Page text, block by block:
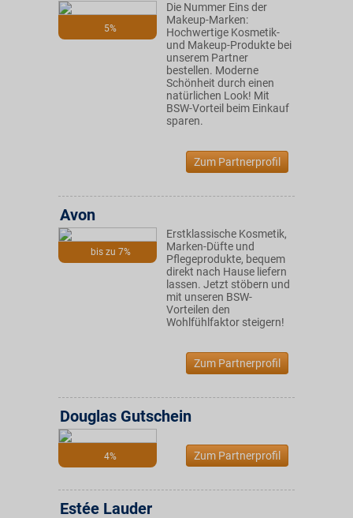
5%
Die Nummer Eins der
Makeup-Marken:
Hochwertige Kosmetik-
und Makeup-Produkte bei
unserem Partner
bestellen. Moderne
Schönheit durch einen
natürlichen Look! Mit
BSW-Vorteil beim Einkauf
sparen.
Zum Partnerprofil
bis zu 7%
Avon
Erstklassische Kosmetik,
Marken-Düfte und
Pflegeprodukte, bequem
direkt nach Hause liefern
lassen. Jetzt stöbern und
mit unseren BSW-
Vorteilen den
Wohlfühlfaktor steigern!
Zum Partnerprofil
4%
Douglas Gutschein
Zum Partnerprofil
Estée Lauder